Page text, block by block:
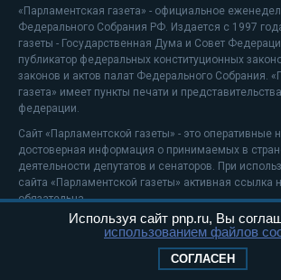
«Парламентская газета» - официальное
Федерального Собрания РФ. Издается с 1997
газеты - Государственная Дума и Совет
публикатор федеральных конституционных
законов и актов палат Федерального Собрания.
газета» имеет пункты печати и
федерации.
Сайт «Парламентской газеты» - это оперативные
достоверная информация о принимаемых в
деятельности депутатов и сенаторов. При
сайта «Парламентской газеты» активная ссылка
обязательна.
На информационном ресурсе применяются
Положение о защите персональных данных
Используя сайт pnp.ru, Вы
использованием файлов
СОГЛАСЕН